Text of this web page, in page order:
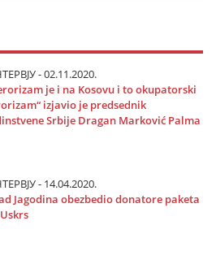
- 02.11.2020.
јe i na Kosovu i to okupatorski
izјavio јe predsednik
Srbiјe Dragan Marković Palma
- 14.04.2020.
Јagodina obezbedio donatore paketa